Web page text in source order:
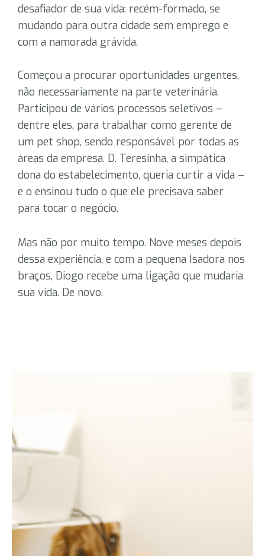
desafiador de sua vida: recém-formado, se
mudando para outra cidade sem emprego e
com a namorada grávida.
Começou a procurar oportunidades urgentes,
não necessariamente na parte veterinária.
Participou de vários processos seletivos –
dentre eles, para trabalhar como gerente de
um pet shop, sendo responsável por todas as
áreas da empresa. D. Teresinha, a simpática
dona do estabelecimento, queria curtir a vida –
e o ensinou tudo o que ele precisava saber
para tocar o negócio.
Mas não por muito tempo. Nove meses depois
dessa experiência, e com a pequena Isadora nos
braços, Diogo recebe uma ligação que mudaria
sua vida. De novo.